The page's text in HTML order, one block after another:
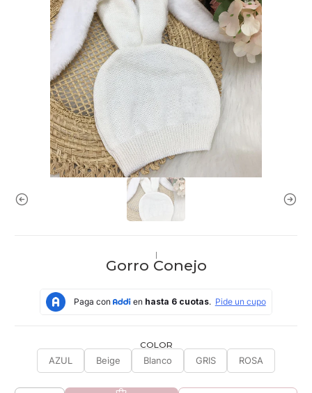
|
Gorro Conejo
COLOR
AZUL
Beige Blanco GRIS ROSA